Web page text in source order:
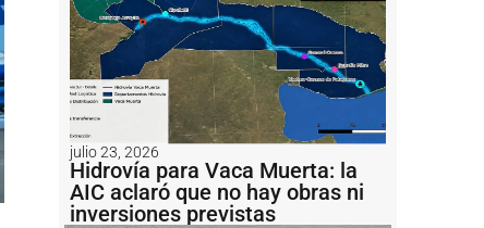
julio 23, 2026
Hidrovía para Vaca Muerta: la
AIC aclaró que no hay obras ni
inversiones previstas